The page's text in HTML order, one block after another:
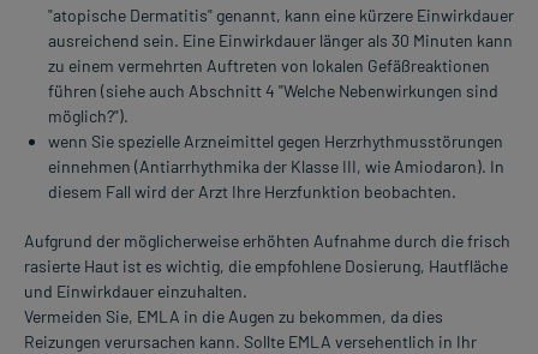
"atopische Dermatitis" genannt, kann eine kürzere Einwirkdauer
ausreichend sein. Eine Einwirkdauer länger als 30 Minuten kann
zu einem vermehrten Auftreten von lokalen Gefäßreaktionen
führen (siehe auch Abschnitt 4 "Welche Nebenwirkungen sind
möglich?").
wenn Sie spezielle Arzneimittel gegen Herzrhythmusstörungen
einnehmen (Antiarrhythmika der Klasse III, wie Amiodaron). In
diesem Fall wird der Arzt Ihre Herzfunktion beobachten.
Aufgrund der möglicherweise erhöhten Aufnahme durch die frisch
rasierte Haut ist es wichtig, die empfohlene Dosierung, Hautfläche
und Einwirkdauer einzuhalten.
Vermeiden Sie, EMLA in die Augen zu bekommen, da dies
Reizungen verursachen kann. Sollte EMLA versehentlich in Ihr